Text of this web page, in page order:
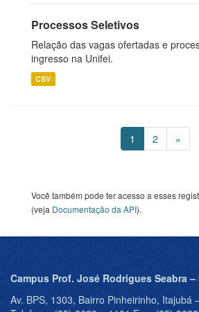
Processos Seletivos
Relação das vagas ofertadas e
ingresso na Unifei.
CSV
1 2 »
Você também pode ter acesso a esses
(veja Documentação da API).
Campus Prof. José Rodrigues Seabra –
Av. BPS, 1303, Bairro Pinheirinho, Itajubá